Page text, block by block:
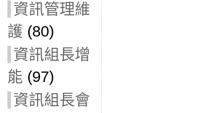
資訊管理維
護 (80)
資訊組長增
能 (97)
資訊組長會